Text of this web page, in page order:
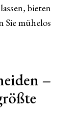
bieten
Sie mühelos
–